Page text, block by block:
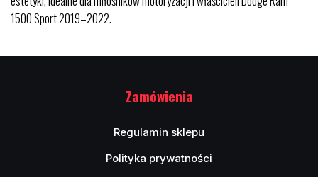
1500 Sport 2019–2022.
Zamówienia
Regulamin sklepu
Polityka prywatności